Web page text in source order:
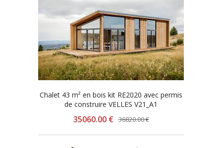
Chalet 43 m² en bois kit RE2020 avec permis
de construire VELLES V21_A1
35060.00 € 36820.00 €